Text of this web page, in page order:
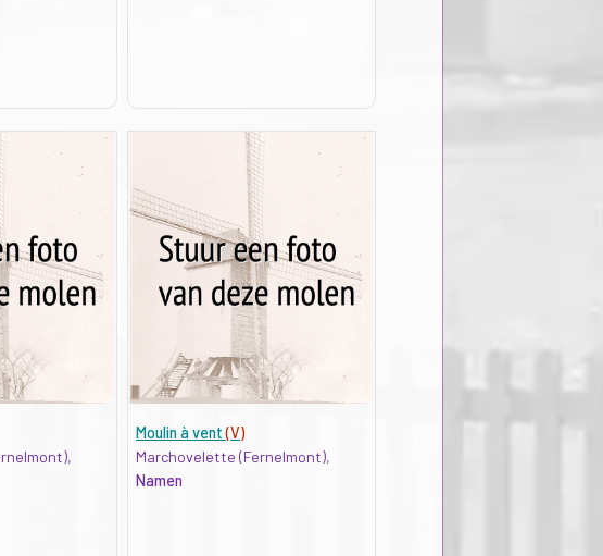
Moulin à vent(V)
Marchovelette (Fernelmont),
Namen